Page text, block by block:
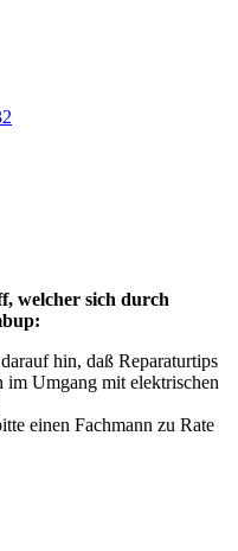
welcher sich durch
hin, daß Reparaturtips
im Umgang mit elektrischen
einen Fachmann zu Rate